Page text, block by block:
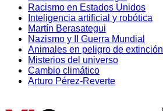
Racismo en Estados Unidos
Inteligencia artificial y robótica
Martín Berasategui
Nazismo y II Guerra Mundial
Animales en peligro de extinción
Misterios del universo
Cambio climático
Arturo Pérez-Reverte